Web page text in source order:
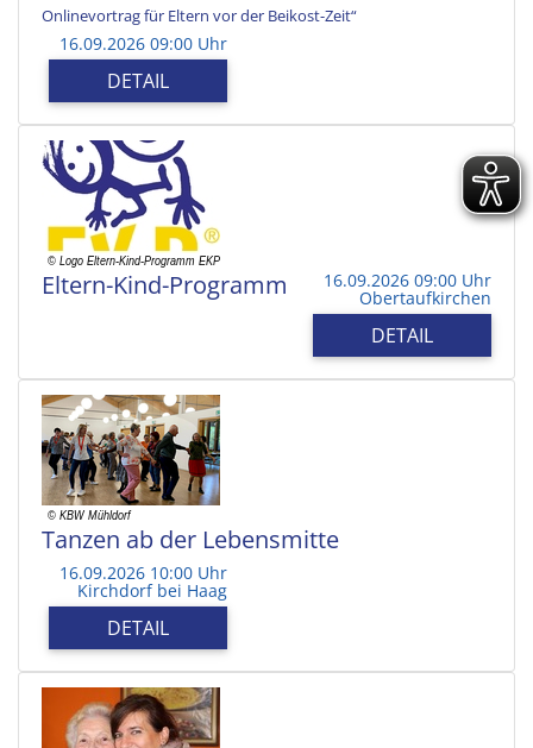
Onlinevortrag für Eltern vor der Beikost-Zeit“
16.09.2026 09:00 Uhr
DETAIL
Eltern-Kind-Programm 16.09.2026 09:00 Uhr
Obertaufkirchen
DETAIL
Tanzen ab der Lebensmitte
16.09.2026 10:00 Uhr
Kirchdorf bei Haag
DETAIL